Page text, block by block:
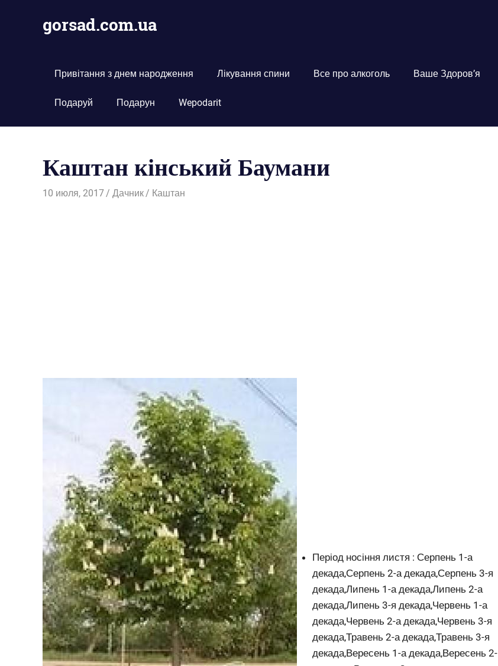
gorsad.com.ua
Привітання з днем народження Лікування спини Все про алкоголь Ваше Здоров’я
Подаруй Подарун Wepodarit
Каштан кінський Баумани
10 июля, 2017 Дачник Каштан
Період носіння листя : Серпень 1-а
декада,Серпень 2-а декада,Серпень 3-я
декада,Липень 1-а декада,Липень 2-а
декада,Липень 3-я декада,Червень 1-а
декада,Червень 2-а декада,Червень 3-я
декада,Травень 2-а декада,Травень 3-я
декада,Вересень 1-а декада,Вересень 2-